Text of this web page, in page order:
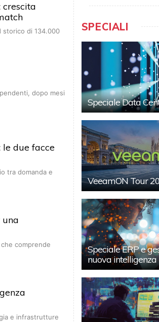
storico di 134.000
dopo mesi
le due facce
tra domanda e
una
comprende
e infrastrutture
SPECIALI
Speciale Data
VeeamON Tour
Speciale ERP e
nuova intelligenza